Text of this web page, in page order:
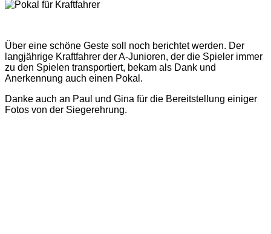
Über eine schöne Geste soll noch berichtet werden. Der
langjährige Kraftfahrer der A-Junioren, der die Spieler immer
zu den Spielen transportiert, bekam als Dank und
Anerkennung auch einen Pokal.
Danke auch an Paul und Gina für die Bereitstellung einiger
Fotos von der Siegerehrung.